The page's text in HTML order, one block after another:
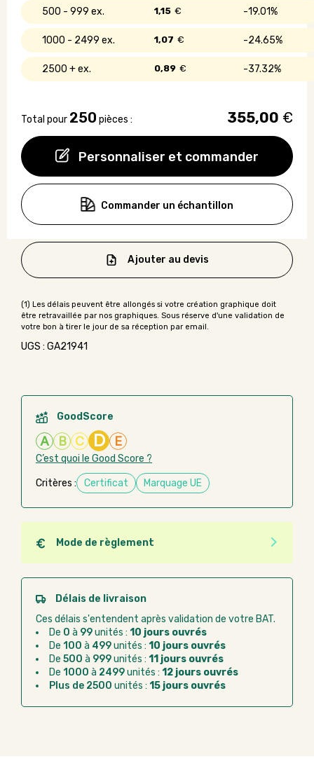
Personnaliser et commander
500 - 999 19.01%
1,15 €
1000 - 2499 24.65%
1,07 €
2500 + 37.32%
0,89 €
Total pour 250 pièces : 355,00 €
Commander un échantillon
Ajouter au devis
UGS : GA21941
GoodScore
A B C D E
C’est quoi le Good Score ?
Critères : Certificat Marquage UE
Mode de règlement
Quel que soit le mode de règlement, vous pouvez
passer commande en ligne sur Good Act.
Paiement CB :paiement sécurisé par carte
Virement bancaire :règlement sur facture
après la commande
Chorus Pro :règlement par mandat
administratif après la commande
Délais de livraison
Ces délais s'entendent après validation de votre BAT.
De 0 à 99unités : 10 jours ouvrés
De 100 à 499unités : 10 jours ouvrés
De 500 à 999unités : 11 jours ouvrés
De 1000 à 2499unités : 12 jours ouvrés
Plus de 2500 unités : 15 jours ouvrés